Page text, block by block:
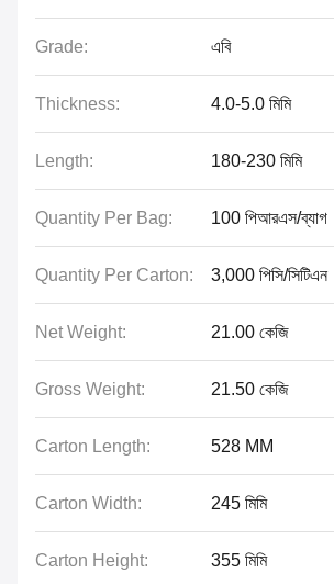
Grade: এবি
Thickness: 4.0-5.0 মিমি
Length: 180-230 মিমি
Quantity Per Bag: 100 পিআরএস/ব্যাগ
Quantity Per Carton: 3,000 পিসি/সিটিএন
Net Weight: 21.00 কেজি
Gross Weight: 21.50 কেজি
Carton Length: 528 MM
Carton Width: 245 মিমি
Carton Height: 355 মিমি